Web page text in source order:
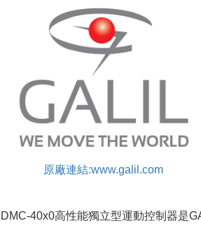
原廠連結:www.galil.com
DMC-40x0高性能獨立型運動控制器是